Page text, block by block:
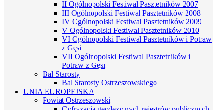
II Ogólnopolski Festiwal Pasztetników 2007
III Ogólnopolski Festiwal Pasztetników 2008
IV Ogólnopolski Festiwal Pasztetników 2009
V Ogólnopolski Festiwal Pasztetników 2010
VI Ogólnopolski Festiwal Pasztetników i Potraw
z Gęsi
VII Ogólnopolski Festiwal Pasztetników i
Potraw z Gęsi
Bal Starosty
Bal Starosty Ostrzeszowskiego
UNIA EUROPEJSKA
Powiat Ostrzeszowski